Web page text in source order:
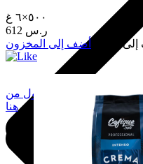
٥٠٠×٦ غ
612 ر.س
السلة
أضف إلى المخزون
المفضلة.
سجّل الدخول من
هنا